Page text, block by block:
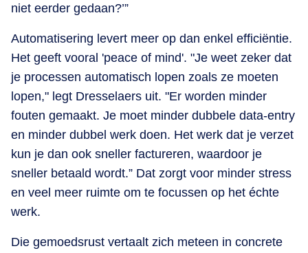
niet eerder gedaan?’”
Automatisering levert meer op dan enkel efficiëntie.
Het geeft vooral 'peace of mind'. "Je weet zeker dat
je processen automatisch lopen zoals ze moeten
lopen," legt Dresselaers uit. "Er worden minder
fouten gemaakt. Je moet minder dubbele data-entry
en minder dubbel werk doen. Het werk dat je verzet
kun je dan ook sneller factureren, waardoor je
sneller betaald wordt.” Dat zorgt voor minder stress
en veel meer ruimte om te focussen op het échte
werk.
Die gemoedsrust vertaalt zich meteen in concrete